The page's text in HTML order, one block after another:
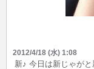
2012/4/18 (水) 1:08
新♪ 今日は新じゃが